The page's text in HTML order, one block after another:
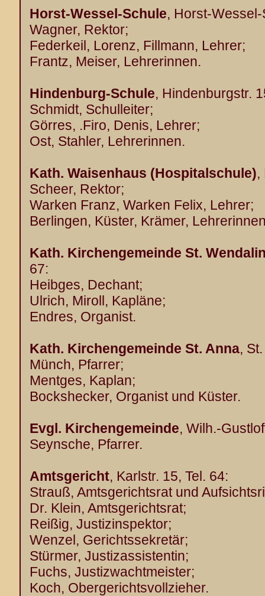
Horst-Wessel-Schule, Horst-Wessel-
Wagner, Rektor;
Federkeil, Lorenz, Fillmann, Lehrer;
Frantz, Meiser, Lehrerinnen.
Hindenburg-Schule, Hindenburgstr.
Schmidt, Schulleiter;
Görres, .Firo, Denis, Lehrer;
Ost, Stahler, Lehrerinnen.
Kath. Waisenhaus (Hospitalschule),
Scheer, Rektor;
Warken Franz, Warken Felix, Lehrer;
Berlingen, Küster, Krämer,
Kath. Kirchengemeinde St.
67:
Heibges, Dechant;
Ulrich, Miroll, Kapläne;
Endres, Organist.
Kath. Kirchengemeinde St. Anna,
Münch, Pfarrer;
Mentges, Kaplan;
Bockshecker, Organist und Küster.
Evgl. Kirchengemeinde, Wilh.-
Seynsche, Pfarrer.
Amtsgericht, Karlstr. 15, Tel. 64:
Strauß, Amtsgerichtsrat und
Dr. Klein, Amtsgerichtsrat;
Reißig, Justizinspektor;
Wenzel, Gerichtssekretär;
Stürmer, Justizassistentin;
Fuchs, Justizwachtmeister;
Koch, Obergerichtsvollzieher.